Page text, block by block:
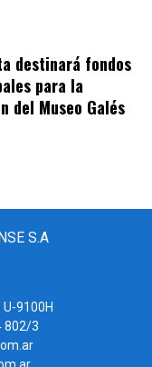
destinará fondos
para la
del Museo Galés
S.A
9100H
802/3